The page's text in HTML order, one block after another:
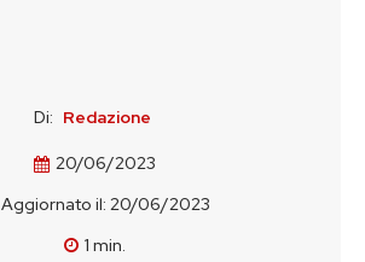
Di: Redazione
20/06/2023
Aggiornato il: 20/06/2023
1 min.